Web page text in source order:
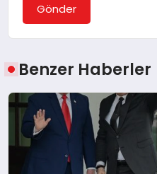
Gönder
Benzer Haberler